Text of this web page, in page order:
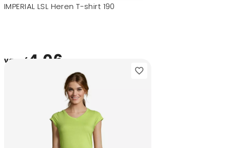
IMPERIAL LSL Heren T-shirt 190
vanaf 4,06